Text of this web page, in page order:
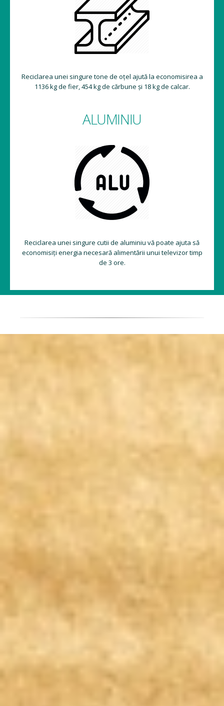
Reciclarea unei singure tone de oțel ajută la economisirea a
1136 kg de fier, 454 kg de cărbune și 18 kg de calcar.
ALUMINIU
Reciclarea unei singure cutii de aluminiu vă poate ajuta să
economisiți energia necesară alimentării unui televizor timp
de 3 ore.